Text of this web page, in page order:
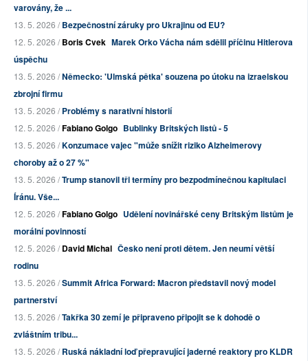
varovány, že ...
13. 5. 2026 /Bezpečnostní záruky pro Ukrajinu od EU?
12. 5. 2026 /Boris Cvek Marek Orko Vácha nám sdělil příčinu Hitlerova
úspěchu
13. 5. 2026 /Německo: 'Ulmská pětka' souzena po útoku na izraelskou
zbrojní firmu
13. 5. 2026 /Problémy s narativní historií
12. 5. 2026 /Fabiano Golgo Bublinky Britských listů - 5
13. 5. 2026 /Konzumace vajec "může snížit riziko Alzheimerovy
choroby až o 27 %"
13. 5. 2026 /Trump stanovil tři termíny pro bezpodmínečnou kapitulaci
Íránu. Vše...
12. 5. 2026 /Fabiano Golgo Udělení novinářské ceny Britským listům je
morální povinností
12. 5. 2026 /David Michal Česko není proti dětem. Jen neumí větší
rodinu
13. 5. 2026 /Summit Africa Forward: Macron představil nový model
partnerství
13. 5. 2026 /Takřka 30 zemí je připraveno připojit se k dohodě o
zvláštním tribu...
13. 5. 2026 /Ruská nákladní loď přepravující jaderné reaktory pro KLDR